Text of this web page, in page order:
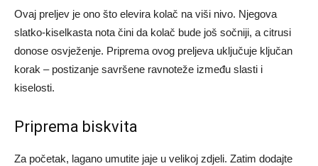
Ovaj preljev je ono što elevira kolač na viši nivo. Njegova
slatko-kiselkasta nota čini da kolač bude još sočniji, a citrusi
donose osvježenje. Priprema ovog preljeva uključuje ključan
korak – postizanje savršene ravnoteže između slasti i
kiselosti.
Priprema biskvita
Za početak, lagano umutite jaje u velikoj zdjeli. Zatim dodajte